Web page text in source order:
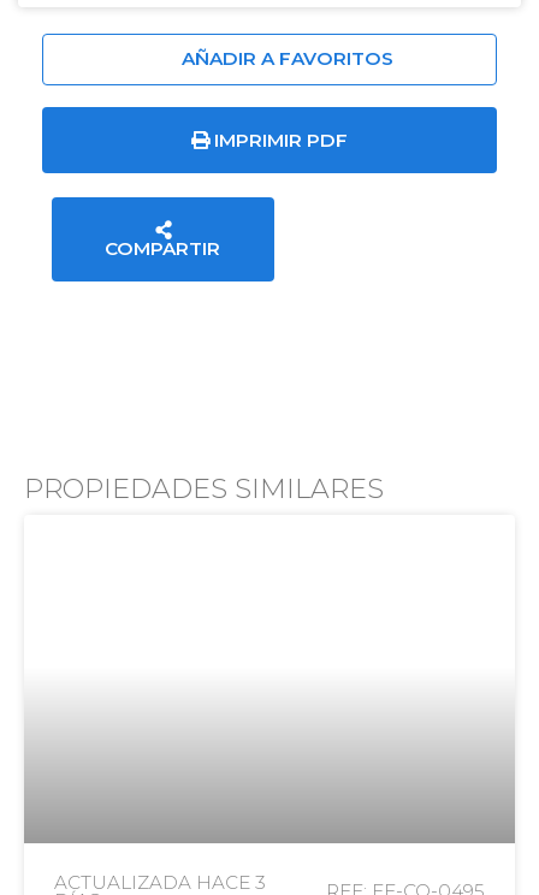
AÑADIR A FAVORITOS
IMPRIMIR PDF
COMPARTIR
PROPIEDADES SIMILARES
ACTUALIZADA HACE 3